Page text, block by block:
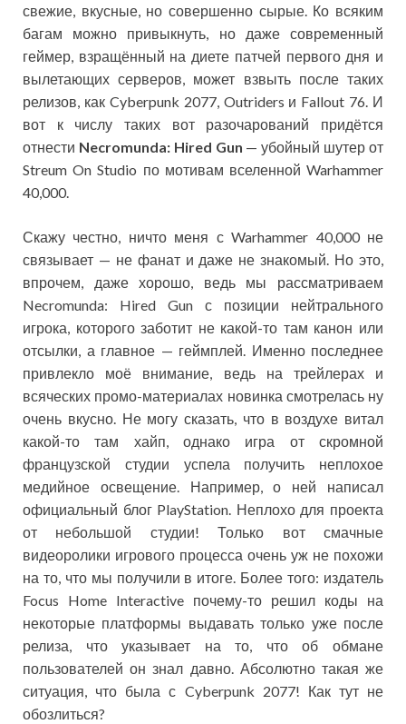
свежие, вкусные, но совершенно сырые. Ко всяким
багам можно привыкнуть, но даже современный
геймер, взращённый на диете патчей первого дня и
вылетающих серверов, может взвыть после таких
релизов, как Cyberpunk 2077, Outriders и Fallout 76. И
вот к числу таких вот разочарований придётся
отнести Necromunda: Hired Gun — убойный шутер от
Streum On Studio по мотивам вселенной Warhammer
40,000.
Скажу честно, ничто меня с Warhammer 40,000 не
связывает — не фанат и даже не знакомый. Но это,
впрочем, даже хорошо, ведь мы рассматриваем
Necromunda: Hired Gun с позиции нейтрального
игрока, которого заботит не какой-то там канон или
отсылки, а главное — геймплей. Именно последнее
привлекло моё внимание, ведь на трейлерах и
всяческих промо-материалах новинка смотрелась ну
очень вкусно. Не могу сказать, что в воздухе витал
какой-то там хайп, однако игра от скромной
французской студии успела получить неплохое
медийное освещение. Например, о ней написал
официальный блог PlayStation. Неплохо для проекта
от небольшой студии! Только вот смачные
видеоролики игрового процесса очень уж не похожи
на то, что мы получили в итоге. Более того: издатель
Focus Home Interactive почему-то решил коды на
некоторые платформы выдавать только уже после
релиза, что указывает на то, что об обмане
пользователей он знал давно. Абсолютно такая же
ситуация, что была с Cyberpunk 2077! Как тут не
обозлиться?